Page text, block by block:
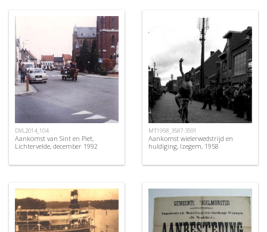
DVL2014_104
Aankomst van Sint en Piet,
Lichtervelde, december 1992
MT1958_3587-3591
Aankomst wielerwedstrijd en
huldiging, Izegem, 1958